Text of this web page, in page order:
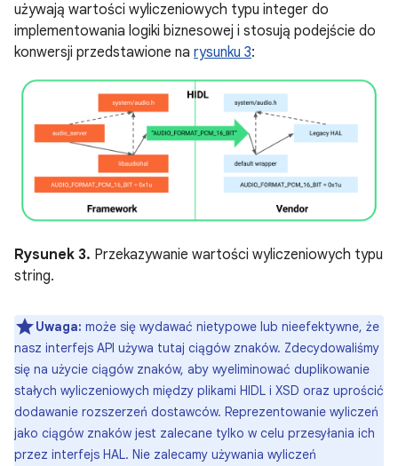
używają wartości wyliczeniowych typu integer do
implementowania logiki biznesowej i stosują podejście do
konwersji przedstawione na rysunku 3:
Rysunek 3. Przekazywanie wartości wyliczeniowych typu
string.
Uwaga: może się wydawać nietypowe lub nieefektywne, że
nasz interfejs API używa tutaj ciągów znaków. Zdecydowaliśmy
się na użycie ciągów znaków, aby wyeliminować duplikowanie
stałych wyliczeniowych między plikami HIDL i XSD oraz uprościć
dodawanie rozszerzeń dostawców. Reprezentowanie wyliczeń
jako ciągów znaków jest zalecane tylko w celu przesyłania ich
przez interfejs HAL. Nie zalecamy używania wyliczeń